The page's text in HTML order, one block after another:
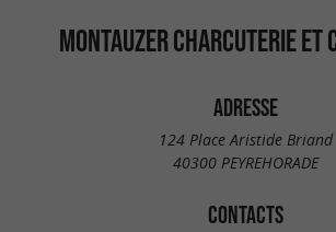
MONTAUZER CHARCUTERIE ET
ADRESSE
124 Place Aristide Briand
40300 PEYREHORADE
CONTACTS